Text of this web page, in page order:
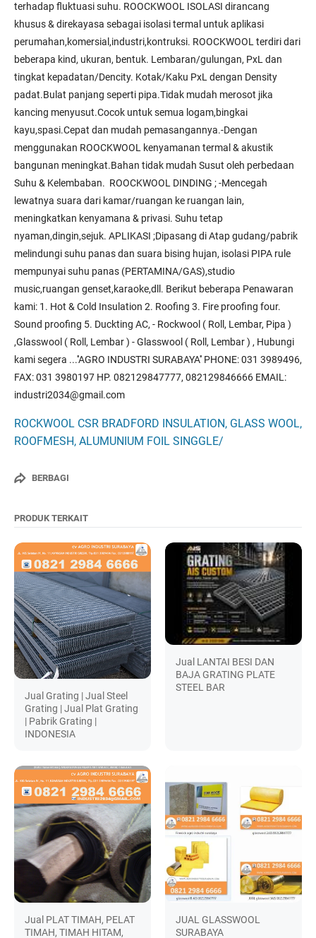
terhadap fluktuasi suhu. ROOCKWOOL ISOLASI dirancang
khusus & direkayasa sebagai isolasi termal untuk aplikasi
perumahan,komersial,industri,kontruksi. ROOCKWOOL terdiri dari
beberapa kind, ukuran, bentuk. Lembaran/gulungan, PxL dan
tingkat kepadatan/Dencity. Kotak/Kaku PxL dengan Density
padat.Bulat panjang seperti pipa.Tidak mudah merosot jika
kancing menyusut.Cocok untuk semua logam,bingkai
kayu,spasi.Cepat dan mudah pemasangannya.-Dengan
menggunakan ROOCKWOOL kenyamanan termal & akustik
bangunan meningkat.Bahan tidak mudah Susut oleh perbedaan
Suhu & Kelembaban. ROOCKWOOL DINDING ; -Mencegah
lewatnya suara dari kamar/ruangan ke ruangan lain,
meningkatkan kenyamana & privasi. Suhu tetap
nyaman,dingin,sejuk. APLIKASI ;Dipasang di Atap gudang/pabrik
melindungi suhu panas dan suara bising hujan, isolasi PIPA rule
mempunyai suhu panas (PERTAMINA/GAS),studio
music,ruangan genset,karaoke,dll. Berikut beberapa Penawaran
kami: 1. Hot & Cold Insulation 2. Roofing 3. Fire proofing four.
Sound proofing 5. Duckting AC, - Rockwool ( Roll, Lembar, Pipa )
,Glasswool ( Roll, Lembar ) - Glasswool ( Roll, Lembar ) , Hubungi
kami segera ...''AGRO INDUSTRI SURABAYA'' PHONE: 031 3989496,
FAX: 031 3980197 HP. 082129847777, 082129846666 EMAIL:
industri2034@gmail.com
ROCKWOOL CSR BRADFORD INSULATION, GLASS WOOL,
ROOFMESH, ALUMUNIUM FOIL SINGGLE/
BERBAGI
PRODUK TERKAIT
Jual Grating | Jual Steel
Grating | Jual Plat Grating
| Pabrik Grating |
INDONESIA
Jual LANTAI BESI DAN
BAJA GRATING PLATE
STEEL BAR
Jual PLAT TIMAH, PELAT
TIMAH, TIMAH HITAM,
JUAL GLASSWOOL
SURABAYA